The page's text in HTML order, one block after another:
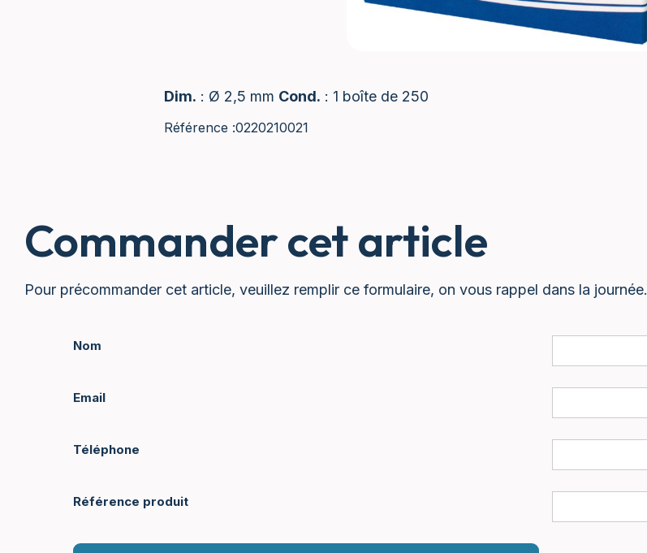
Dim. : Ø 2,5 mm Cond. : 1 boîte de 250
Référence :0220210021
Commander cet article
Pour précommander cet article, veuillez remplir ce formulaire, on vous rappel dans la journée.
Nom
Email
Téléphone
Référence produit